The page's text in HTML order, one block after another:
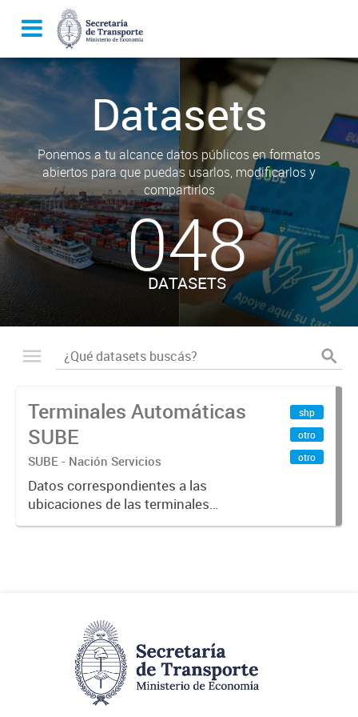
Datasets
Ponemos a tu alcance datos públicos en formatos
abiertos para que puedas usarlos, modificarlos y
compartirlos
048
DATASETS
Terminales Automáticas
SUBE
SUBE - Nación Servicios
Datos correspondientes a las
ubicaciones de las terminales
automáticas de auto servicio (TAS)
shp
otro
otro